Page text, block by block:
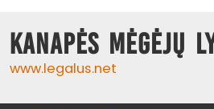
Kanapės mėgėjų
www.legalus.net